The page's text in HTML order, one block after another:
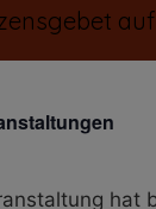
auf
hat